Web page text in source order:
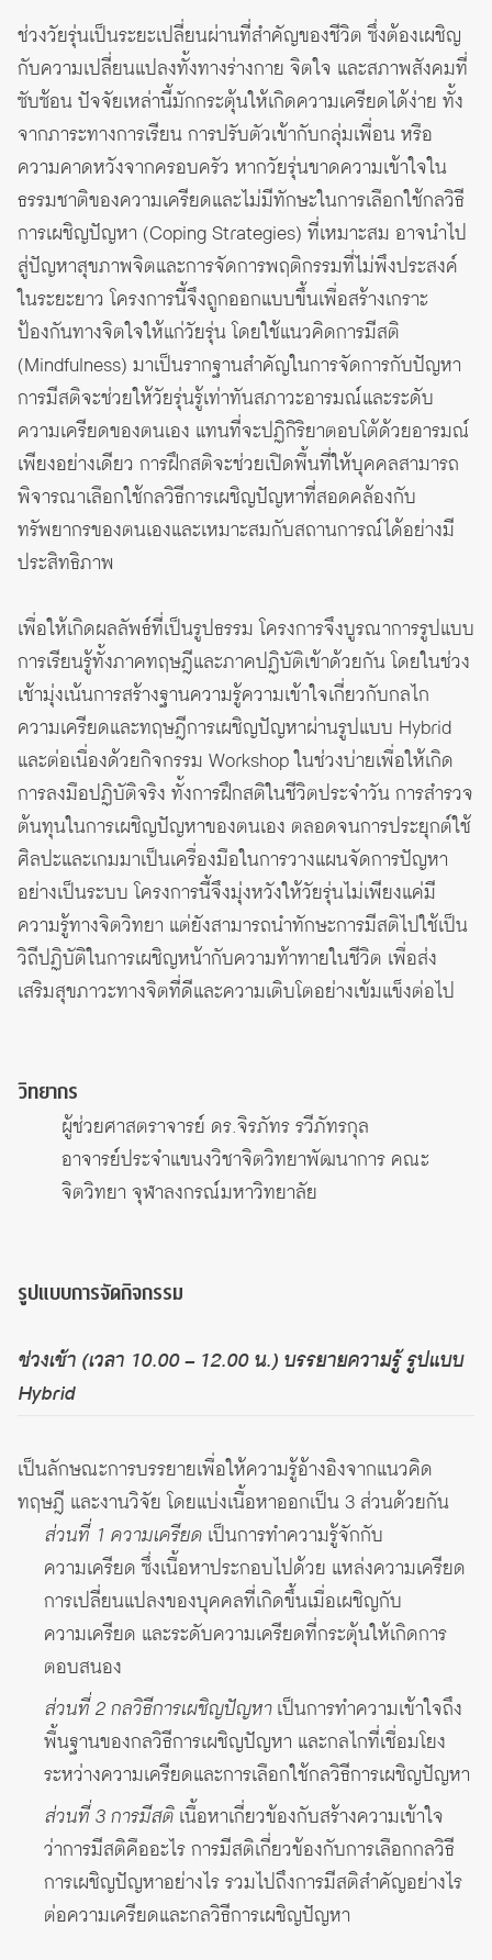
ช่วงวัยรุ่นเป็นระยะเปลี่ยนผ่านที่สำคัญของชีวิต ซึ่งต้องเผชิญ
กับความเปลี่ยนแปลงทั้งทางร่างกาย จิตใจ และสภาพสังคมที่
ซับซ้อน ปัจจัยเหล่านี้มักกระตุ้นให้เกิดความเครียดได้ง่าย ทั้ง
จากภาระทางการเรียน การปรับตัวเข้ากับกลุ่มเพื่อน หรือ
ความคาดหวังจากครอบครัว หากวัยรุ่นขาดความเข้าใจใน
ธรรมชาติของความเครียดและไม่มีทักษะในการเลือกใช้กลวิธี
การเผชิญปัญหา (Coping Strategies) ที่เหมาะสม อาจนำไป
สู่ปัญหาสุขภาพจิตและการจัดการพฤติกรรมที่ไม่พึงประสงค์
ในระยะยาว โครงการนี้จึงถูกออกแบบขึ้นเพื่อสร้างเกราะ
ป้องกันทางจิตใจให้แก่วัยรุ่น โดยใช้แนวคิดการมีสติ
(Mindfulness) มาเป็นรากฐานสำคัญในการจัดการกับปัญหา
การมีสติจะช่วยให้วัยรุ่นรู้เท่าทันสภาวะอารมณ์และระดับ
ความเครียดของตนเอง แทนที่จะปฏิกิริยาตอบโต้ด้วยอารมณ์
เพียงอย่างเดียว การฝึกสติจะช่วยเปิดพื้นที่ให้บุคคลสามารถ
พิจารณาเลือกใช้กลวิธีการเผชิญปัญหาที่สอดคล้องกับ
ทรัพยากรของตนเองและเหมาะสมกับสถานการณ์ได้อย่างมี
ประสิทธิภาพ
เพื่อให้เกิดผลลัพธ์ที่เป็นรูปธรรม โครงการจึงบูรณาการรูปแบบ
การเรียนรู้ทั้งภาคทฤษฎีและภาคปฏิบัติเข้าด้วยกัน โดยในช่วง
เช้ามุ่งเน้นการสร้างฐานความรู้ความเข้าใจเกี่ยวกับกลไก
ความเครียดและทฤษฎีการเผชิญปัญหาผ่านรูปแบบ Hybrid
และต่อเนื่องด้วยกิจกรรม Workshop ในช่วงบ่ายเพื่อให้เกิด
การลงมือปฏิบัติจริง ทั้งการฝึกสติในชีวิตประจำวัน การสำรวจ
ต้นทุนในการเผชิญปัญหาของตนเอง ตลอดจนการประยุกต์ใช้
ศิลปะและเกมมาเป็นเครื่องมือในการวางแผนจัดการปัญหา
อย่างเป็นระบบ โครงการนี้จึงมุ่งหวังให้วัยรุ่นไม่เพียงแค่มี
ความรู้ทางจิตวิทยา แต่ยังสามารถนำทักษะการมีสติไปใช้เป็น
วิถีปฏิบัติในการเผชิญหน้ากับความท้าทายในชีวิต เพื่อส่ง
เสริมสุขภาวะทางจิตที่ดีและความเติบโตอย่างเข้มแข็งต่อไป
วิทยากร
ผู้ช่วยศาสตราจารย์ ดร.จิรภัทร รวีภัทรกุล
อาจารย์ประจำแขนงวิชาจิตวิทยาพัฒนาการ คณะ
จิตวิทยา จุฬาลงกรณ์มหาวิทยาลัย
รูปแบบการจัดกิจกรรม
ช่วงเช้า (เวลา 10.00 – 12.00 น.) บรรยายความรู้ รูปแบบ
Hybrid
เป็นลักษณะการบรรยายเพื่อให้ความรู้อ้างอิงจากแนวคิด
ทฤษฎี และงานวิจัย โดยแบ่งเนื้อหาออกเป็น 3 ส่วนด้วยกัน
ส่วนที่ 1 ความเครียด เป็นการทำความรู้จักกับ
ความเครียด ซึ่งเนื้อหาประกอบไปด้วย แหล่งความเครียด
การเปลี่ยนแปลงของบุคคลที่เกิดขึ้นเมื่อเผชิญกับ
ความเครียด และระดับความเครียดที่กระตุ้นให้เกิดการ
ตอบสนอง
ส่วนที่ 2 กลวิธีการเผชิญปัญหาเป็นการทำความเข้าใจถึง
พื้นฐานของกลวิธีการเผชิญปัญหา และกลไกที่เชื่อมโยง
ระหว่างความเครียดและการเลือกใช้กลวิธีการเผชิญปัญหา
ส่วนที่ 3 การมีสติเนื้อหาเกี่ยวข้องกับสร้างความเข้าใจ
ว่าการมีสติคืออะไร การมีสติเกี่ยวข้องกับการเลือกกลวิธี
การเผชิญปัญหาอย่างไร รวมไปถึงการมีสติสำคัญอย่างไร
ต่อความเครียดและกลวิธีการเผชิญปัญหา